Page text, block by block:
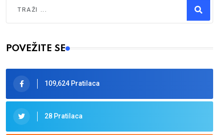
Type 2 or more characters for results.
POVEŽITE SE
109,624 Pratilaca
28 Pratilaca